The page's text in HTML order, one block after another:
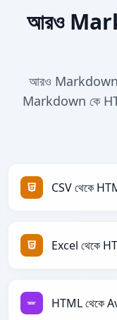
আরও
আরও Markdown
Markdown কে
CSV থেকে
Excel থেকে
HTML থেকে